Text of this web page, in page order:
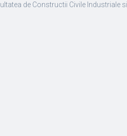
de Constructii Civile Industriale